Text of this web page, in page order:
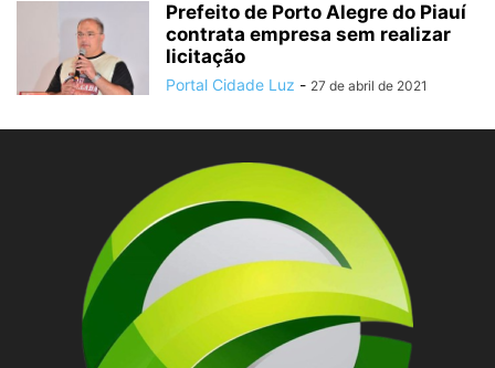
Prefeito de Porto Alegre do Piauí
contrata empresa sem realizar
licitação
Portal Cidade Luz - 27 de abril de 2021